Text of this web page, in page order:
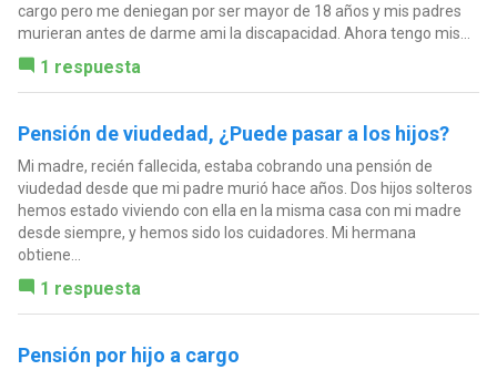
cargo pero me deniegan por ser mayor de 18 años y mis padres
murieran antes de darme ami la discapacidad. Ahora tengo mis...
1 respuesta
Pensión de viudedad, ¿Puede pasar a los hijos?
Mi madre, recién fallecida, estaba cobrando una pensión de
viudedad desde que mi padre murió hace años. Dos hijos solteros
hemos estado viviendo con ella en la misma casa con mi madre
desde siempre, y hemos sido los cuidadores. Mi hermana
obtiene...
1 respuesta
Pensión por hijo a cargo